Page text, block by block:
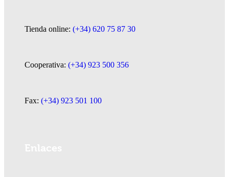
Tienda online: (+34) 620 75 87 30
Cooperativa: (+34) 923 500 356
Fax: (+34) 923 501 100